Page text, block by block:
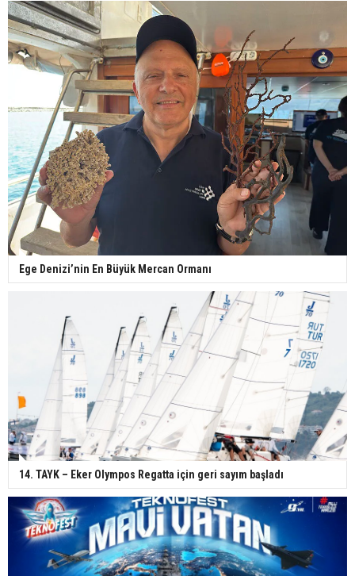
Ege Denizi’nin En Büyük Mercan Ormanı
14. TAYK – Eker Olympos Regatta için geri sayım başladı